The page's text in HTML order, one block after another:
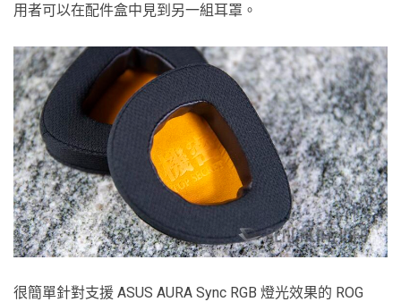
用者可以在配件盒中見到另一組耳罩。
很簡單針對支援 ASUS AURA Sync RGB 燈光效果的 ROG